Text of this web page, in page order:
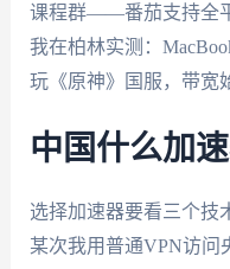
课程群——番茄支持全
我在柏林实测：
玩《原神》国服，带宽
中国什么加
选择加速器要看三个技
某次我用普通VPN访问